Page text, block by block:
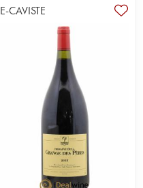
E-CAVISTE